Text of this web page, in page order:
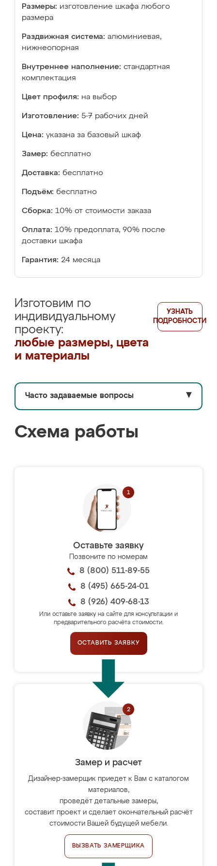
Размеры: изготовление шкафа любого
размера
Раздвижная система: алюминиевая,
нижнеопорная
Внутреннее наполнение: стандартная
комплектация
Цвет профиля: на выбор
Изготовление: 5-7 рабочих дней
Цена: указана за базовый шкаф
Замер: бесплатно
Доставка: бесплатно
Подъём: бесплатно
Сборка: 10% от стоимости заказа
Оплата: 10% предоплата, 90% после
доставки шкафа
Гарантия: 24 месяца
Изготовим по
индивидуальному
проекту:
любые размеры, цвета
и материалы
УЗНАТЬ
ПОДРОБНОСТИ
Часто задаваемые вопросы ▼
Схема работы
Оставьте заявку
Позвоните по номерам
8 (800) 511-89-55
8 (495) 665-24-01
8 (926) 409-68-13
Или оставьте заявку на сайте для консультации и
предварительного расчёта стоимости.
ОСТАВИТЬ ЗАЯВКУ
Замер и расчет
Дизайнер-замерщик приедет к Вам с каталогом
материалов,
проведёт детальные замеры,
составит проект и сделает окончательный расчёт
стоимости Вашей будущей мебели.
ВЫЗВАТЬ ЗАМЕРЩИКА